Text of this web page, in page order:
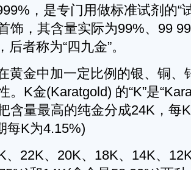
，是专门用做标准试剂的“
饰，其含量实际为99%、99
后者称为“四九金”。
黄金中加一定比例的银、铜、
。K金(Karatgold) 的“K”是
含量最高的纯金分成24K，每
每K为4.15%)
、22K、20K、18K、14K、